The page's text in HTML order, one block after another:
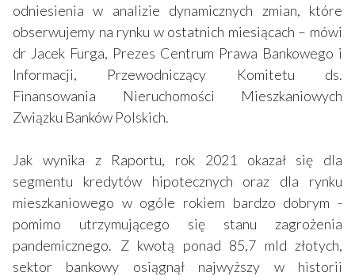
odniesienia w analizie dynamicznych zmian, które
obserwujemy na rynku w ostatnich miesiącach – mówi
dr Jacek Furga, Prezes Centrum Prawa Bankowego i
Informacji, Przewodniczący Komitetu ds.
Finansowania Nieruchomości Mieszkaniowych
Związku Banków Polskich.
Jak wynika z Raportu, rok 2021 okazał się dla
segmentu kredytów hipotecznych oraz dla rynku
mieszkaniowego w ogóle rokiem bardzo dobrym -
pomimo utrzymującego się stanu zagrożenia
pandemicznego. Z kwotą ponad 85,7 mld złotych,
sektor bankowy osiągnął najwyższy w historii